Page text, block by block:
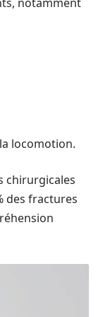
locomotion.
chirurgicales
des fractures